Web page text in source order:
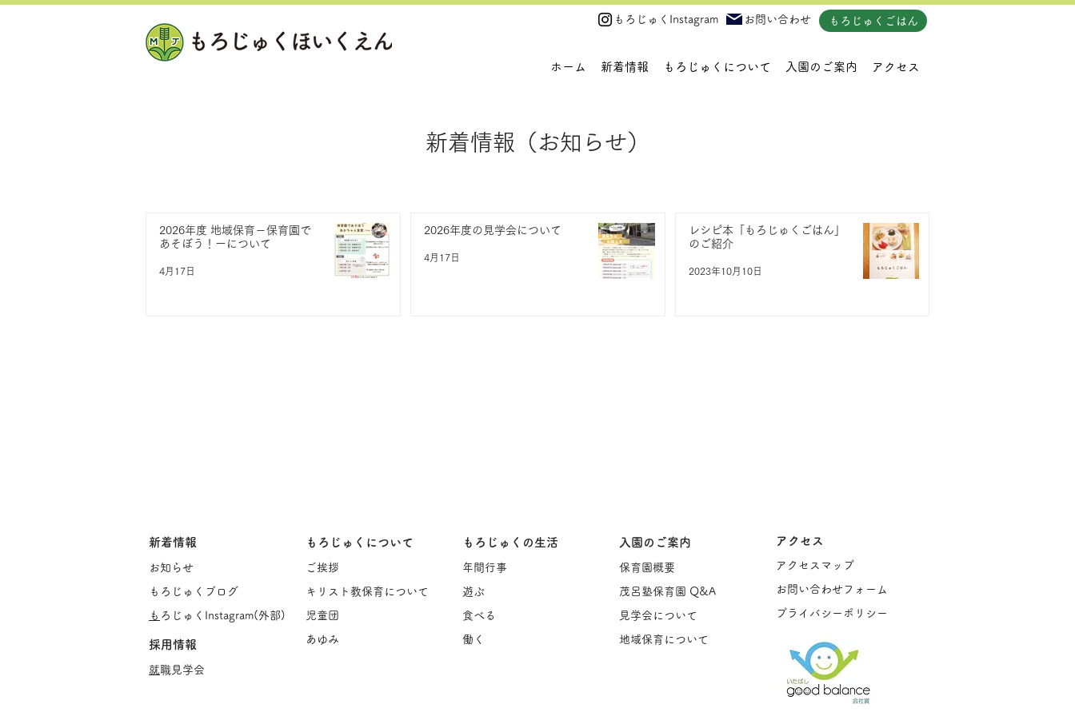
​もろじゅくInstagram お問い合わせ もろじゅくごはん
ホーム 新着情報 もろじゅくについて 入園のご案内 アクセス
新着情報（お知らせ）
2026年度 地域保育－保育園で
あそぼう！ーについて
4月17日
2026年度の見学会について
4月17日
レシピ本「もろじゅくごはん」
のご紹介
2023年10月10日
新着情報
お知らせ
もろじゅくブログ
​ もろじゅくInstagram( 外部)
採用情報
​就職見学会
もろじゅくについて
ご挨拶
キリスト教保育について
児童団
あゆみ
もろじゅくの生活
年間行事
遊ぶ
食べる
働く
入園のご案内
保育園概要
茂呂塾保育園 Q&A
見学会について
地域保育について
アクセス
アクセスマップ
お問い合わせフォーム
プライバシーポリシー